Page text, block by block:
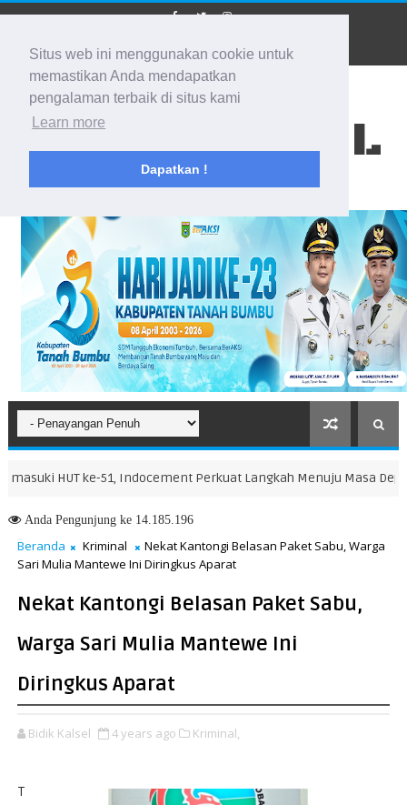
Situs web ini menggunakan cookie untuk
memastikan Anda mendapatkan
pengalaman terbaik di situs kami
Learn more
Dapatkan !
BIDIK KALSEL
Membidik Ke Segala Arah
HUT ke-51, Indocement Perkuat Langkah Menuju Masa Depan
AndaPengunjung ke 14.185.196
Beranda Kriminal
Nekat Kantongi Belasan Paket Sabu, Warga
Sari Mulia Mantewe Ini Diringkus Aparat
Nekat Kantongi Belasan Paket Sabu,
Warga Sari Mulia Mantewe Ini
Diringkus Aparat
Bidik Kalsel 4 years ago Kriminal,
T